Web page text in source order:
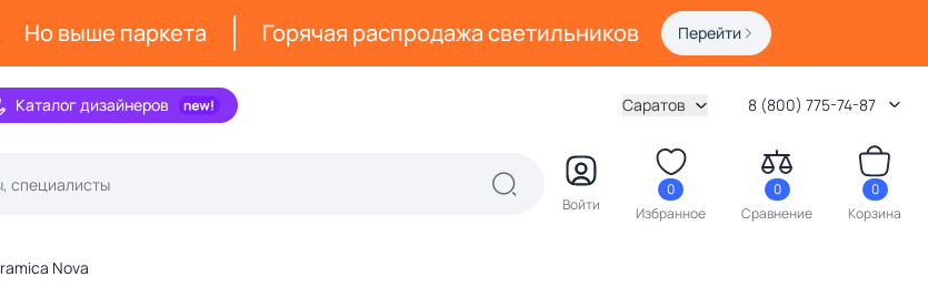
Но выше паркета Горячая распродажа светильников Перейти
Каталог дизайнеров Саратов 8 (800) 775-74-87
Войти
0
Избранное
0
Сравнение
0
Корзина
Nova